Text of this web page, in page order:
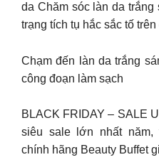
da Chăm sóc làn da
trạng tích tụ hắc sắc tố trên
Chạm đến làn da trắng
công đoạn làm sạch
BLACK FRIDAY – SALE
siêu sale lớn nhất năm,
chính hãng Beauty Buffet